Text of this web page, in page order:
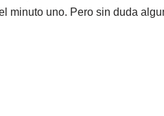
minuto uno. Pero sin duda